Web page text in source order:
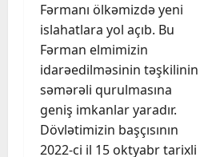
Fərmanı ölkəmizdə yeni
islahatlara yol açıb. Bu
Fərman elmimizin
idarəedilməsinin təşkilinin
səmərəli qurulmasına
geniş imkanlar yaradır.
Dövlətimizin başçısının
2022-ci il 15 oktyabr tarixli